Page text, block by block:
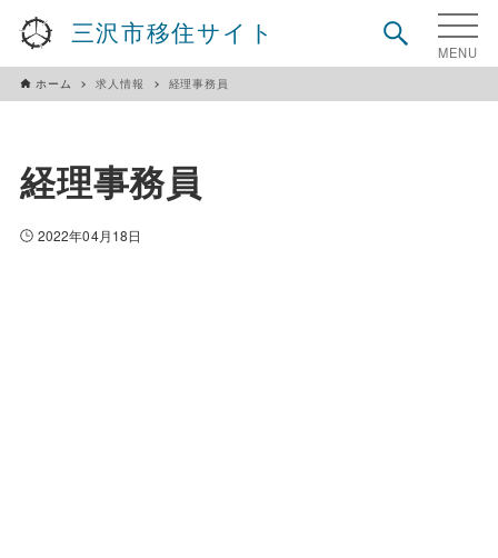
三沢市移住サイト
ホーム 求人情報 経理事務員
経理事務員
2022年04月18日